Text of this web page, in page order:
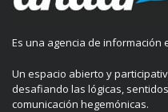
Es una agencia de información
Un espacio abierto y
desafiando las lógicas,
comunicación hegemónicas.